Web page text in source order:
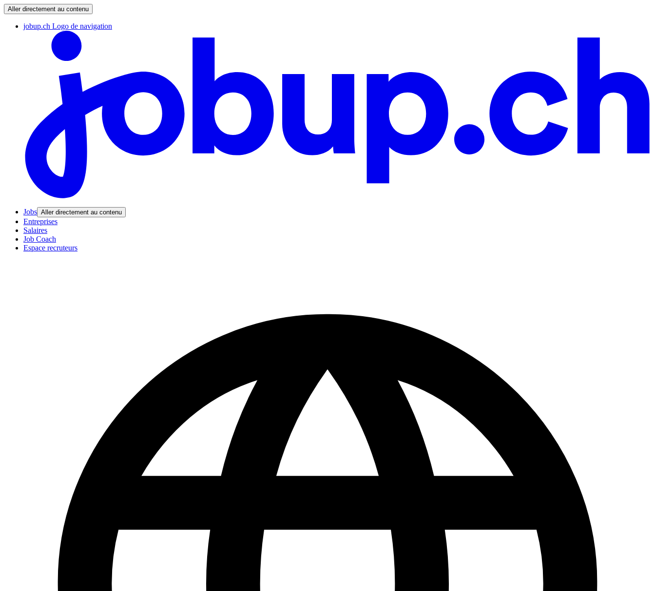
Aller directement au contenu
jobup.ch Logo de navigation
Jobs Aller directement au contenu
Entreprises
Salaires
Job Coach
Espace recruteurs